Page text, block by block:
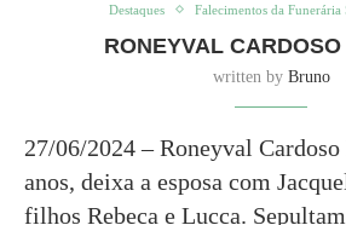
Destaques Falecimentos da Funerária
RONEYVAL
written by Bruno
27/06/2024 – Roneyval
anos, deixa a esposa com
filhos Rebeca e Lucca.